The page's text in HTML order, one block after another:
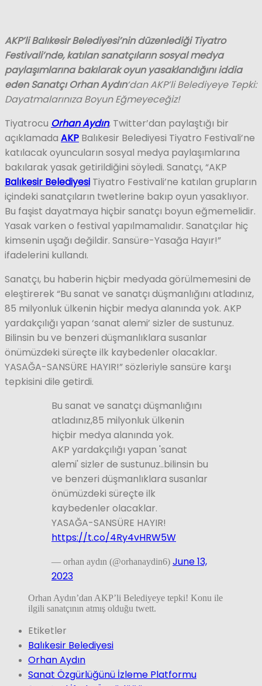
AKP’li Balıkesir Belediyesi’nin düzenlediği Tiyatro
Festivali’nde, katılan sanatçıların sosyal medya
paylaşımlarına bakılarak oyun yasaklandığını iddia
edenSanatçı Orhan Aydın‘dan AKP’li Belediyeye Tepki:
Dayatmalarınıza Boyun Eğmeyeceğiz!
Tiyatrocu Orhan Aydın, Twitter’dan paylaştığı bir
açıklamada AKP Balıkesir Belediyesi Tiyatro Festivali’ne
katılacak oyuncuların sosyal medya paylaşımlarına
bakılarak yasak getirildiğini söyledi. Sanatçı, “AKP
Balıkesir Belediyesi Tiyatro Festivali’ne katılan grupların
içindeki sanatçıların twetlerine bakıp oyun yasaklıyor.
Bu faşist dayatmaya hiçbir sanatçı boyun eğmemelidir.
Yasak varken o festival yapılmamalıdır. Sanatçılar hiç
kimsenin uşağı değildir. Sansüre-Yasağa Hayır!”
ifadelerini kullandı.
Sanatçı, bu haberin hiçbir medyada görülmemesini de
eleştirerek “Bu sanat ve sanatçı düşmanlığını atladınız,
85 milyonluk ülkenin hiçbir medya alanında yok. AKP
yardakçılığı yapan ‘sanat alemi’ sizler de sustunuz.
Bilinsin bu ve benzeri düşmanlıklara susanlar
önümüzdeki süreçte ilk kaybedenler olacaklar.
YASAĞA-SANSÜRE HAYIR!” sözleriyle sansüre karşı
tepkisini dile getirdi.
Bu sanat ve sanatçı düşmanlığını
atladınız,85 milyonluk ülkenin
hiçbir medya alanında yok.
AKP yardakçılığı yapan 'sanat
alemi' sizler de sustunuz..bilinsin bu
ve benzeri düşmanlıklara susanlar
önümüzdeki süreçte ilk
kaybedenler olacaklar.
YASAĞA-SANSÜRE HAYIR!
https://t.co/4Ry4vHRW5W
— orhan aydın (@orhanaydin6) June 13,
2023
Orhan Aydın’dan AKP’li Belediyeye tepki! Konu ile
ilgili sanatçının atmış olduğu twett.
Etiketler
Balıkesir Belediyesi
Orhan Aydın
Sanat Özgürlüğünü İzleme Platformu